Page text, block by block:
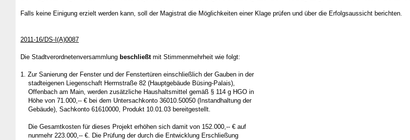
Falls keine Einigung erzielt werden kann, soll der Magistrat die Möglichkeiten einer Klage prüfen und über die Erfolgsaussicht berichten.
2011-16/DS-I(A)0087
Die Stadtverordnetenversammlung beschließtmit Stimmenmehrheit wie folgt:
1. Zur Sanierung der Fenster und der Fenstertüren einschließlich der Gauben in der
stadteigenen Liegenschaft Herrnstraße 82 (Hauptgebäude Büsing-Palais),
Offenbach am Main, werden zusätzliche Haushaltsmittel gemäß § 114 g HGO in
Höhe von 71.000,-- € bei dem Untersachkonto 36010.50050 (Instandhaltung der
Gebäude), Sachkonto 61610000, Produkt 10.01.03 bereitgestellt.
Die Gesamtkosten für dieses Projekt erhöhen sich damit von 152.000,-- € auf
nunmehr 223.000,-- €. Die Prüfung der durch die Entwicklung Erschließung